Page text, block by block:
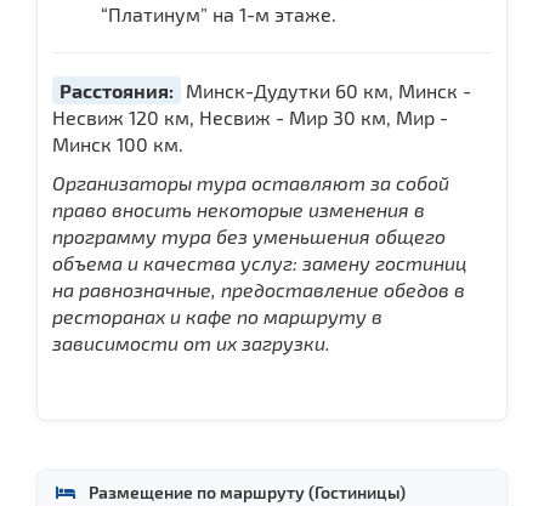
“Платинум” на 1-м этаже.
Расстояния:
Минск-Дудутки 60 км, Минск -
Несвиж 120 км, Несвиж - Мир 30 км, Мир -
Минск 100 км.
Организаторы тура оставляют за собой
право вносить некоторые изменения в
программу тура без уменьшения общего
объема и качества услуг: замену гостиниц
на равнозначные, предоставление обедов в
ресторанах и кафе по маршруту в
зависимости от их загрузки.
Размещение по маршруту (Гостиницы)